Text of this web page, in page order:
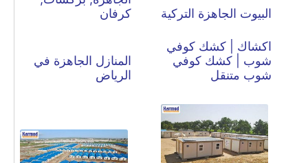
البيوت الجاهزة التركية
كرفان
اكشاك | كشك كوفي
شوب | كشك كوفي
شوب متنقل
المنازل الجاهزة في
الرياض